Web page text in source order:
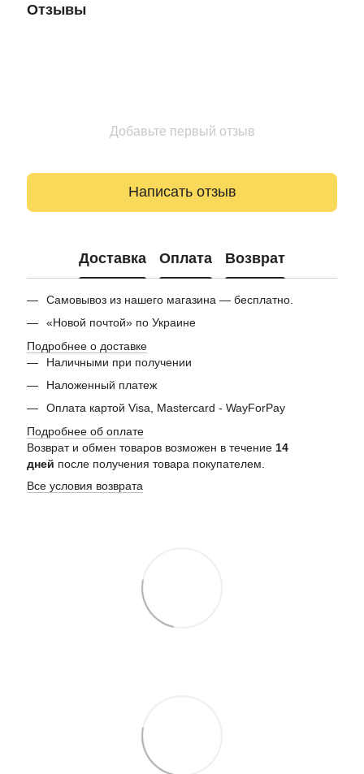
Отзывы
Добавьте первый отзыв
Написать отзыв
Доставка Оплата Возврат
Самовывоз из нашего магазина — бесплатно.
«Новой почтой» по Украине
Подробнее о доставке
Наличными при получении
Наложенный платеж
Оплата картой Visa, Mastercard - WayForPay
Подробнее об оплате
Возврат и обмен товаров возможен в течение 14
дней после получения товара покупателем.
Все условия возврата